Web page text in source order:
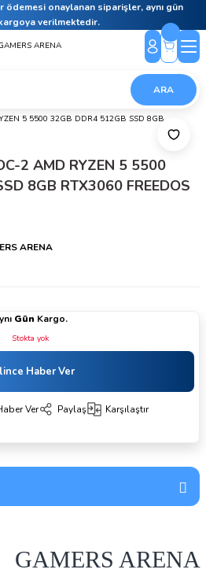
ödemesi onaylanan siparişler, aynı gün
verilmektedir.
ARA
2 AMD RYZEN 5 5500
8GB RTX3060 FREEDOS
ARENA
Gün Kargo.
Stokta yok
Haber Ver
Ver Paylaş Karşılaştır
GAMERS ARENA